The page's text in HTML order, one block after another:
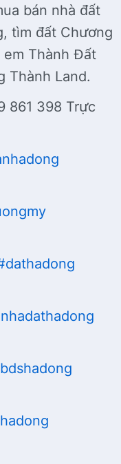
bán nhà đất
tìm đất Chương
em Thành Đất
Thành Land.
861 398 Trực